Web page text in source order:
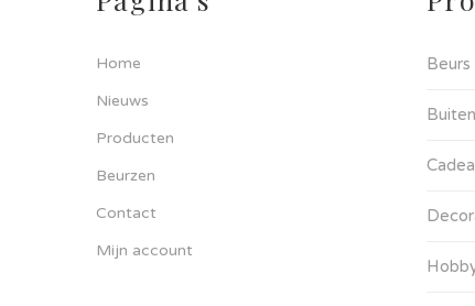
Home
Nieuws
Producten
Beurzen
Contact
Mijn account
Beurs
Buiten